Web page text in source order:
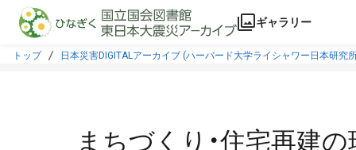
本文に飛ぶ
ギャラリー
トップ 日本災害DIGITALアーカイブ (ハーバード大学ライシャワー日本研究
まちづくり・住宅再建